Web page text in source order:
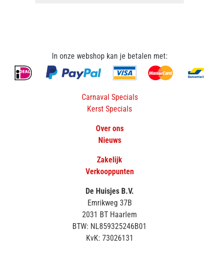
In onze webshop kan je betalen met:
Carnaval Specials
Kerst Specials
Over ons
Nieuws
Zakelijk
Verkooppunten
De Huisjes B.V.
Emrikweg 37B
2031 BT Haarlem
BTW: NL859325246B01
KvK: 73026131